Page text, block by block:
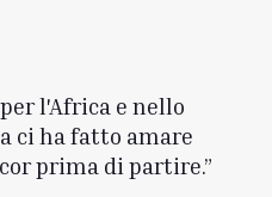
l'Africa e nello
ci ha fatto amare
prima di partire.